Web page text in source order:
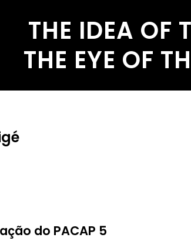
THE IDEA OF
THE EYE OF
do PACAP 5